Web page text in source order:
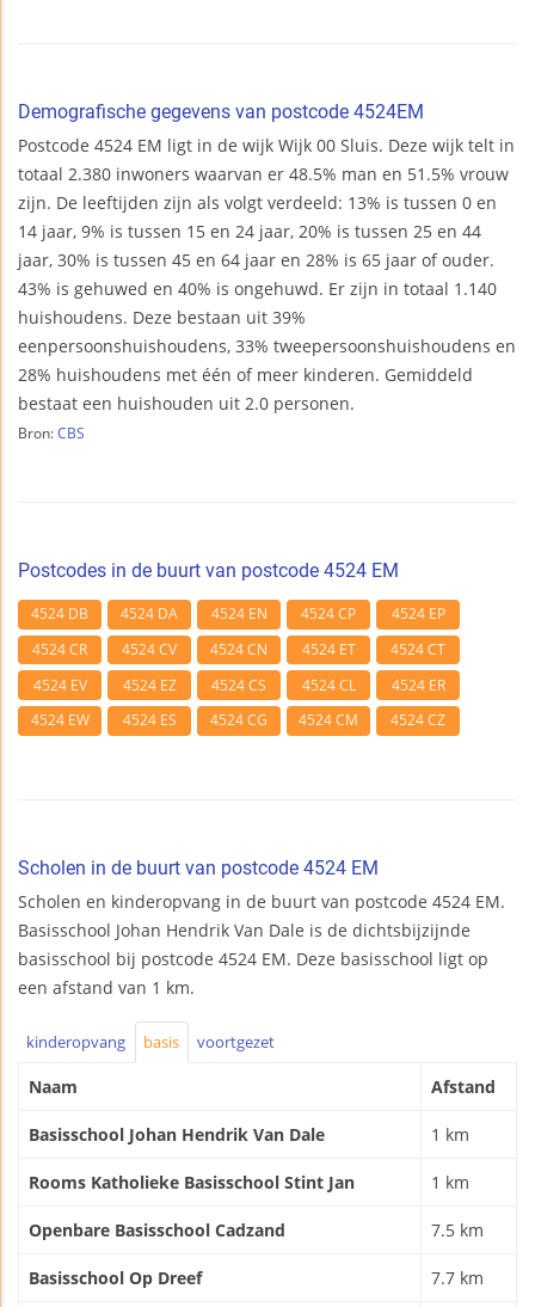
Demografische gegevens van postcode 4524EM
Postcode 4524 EM ligt in de wijk Wijk 00 Sluis. Deze wijk telt in
totaal 2.380 inwoners waarvan er 48.5% man en 51.5% vrouw
zijn. De leeftijden zijn als volgt verdeeld: 13% is tussen 0 en
14 jaar, 9% is tussen 15 en 24 jaar, 20% is tussen 25 en 44
jaar, 30% is tussen 45 en 64 jaar en 28% is 65 jaar of ouder.
43% is gehuwed en 40% is ongehuwd. Er zijn in totaal 1.140
huishoudens. Deze bestaan uit 39%
eenpersoonshuishoudens, 33% tweepersoonshuishoudens en
28% huishoudens met één of meer kinderen. Gemiddeld
bestaat een huishouden uit 2.0 personen.
Bron: CBS
Postcodes in de buurt van postcode 4524 EM
4524 DB 4524 DA 4524 EN 4524 CP
4524 EP
4524 CR
4524 CV 4524 CN 4524 ET
4524 CT
4524 EV
4524 EZ 4524 CS 4524 CL
4524 ER
4524 EW
4524 ES 4524 CG 4524 CM 4524 CZ
Scholen in de buurt van postcode 4524 EM
Scholen en kinderopvang in de buurt van postcode 4524 EM.
Basisschool Johan Hendrik Van Dale is de dichtsbijzijnde
basisschool bij postcode 4524 EM. Deze basisschool ligt op
een afstand van 1 km.
kinderopvang basis voortgezet
Naam Afstand
Basisschool Johan Hendrik Van Dale 1 km
Rooms Katholieke Basisschool Stint Jan 1 km
Openbare Basisschool Cadzand 7.5 km
Basisschool Op Dreef 7.7 km